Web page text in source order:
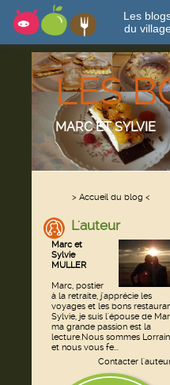
Les
du village
LES
MARC ET SYLVIE
> Accueil du blog <
L'auteur
Marc et
Sylvie
MULLER
Marc, postier
à la retraite, j'apprécie les
voyages et les bons
Sylvie, je suis l'épouse de
ma grande passion est la
lecture.Nous sommes
et nous vous fe...
Contacter